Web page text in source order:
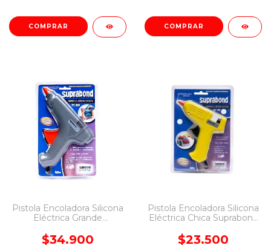
Pistola Encoladora Silicona
Eléctrica Grande
$34.900
Pistola Encoladora Silicona
Eléctrica Chica Suprabond
$23.500